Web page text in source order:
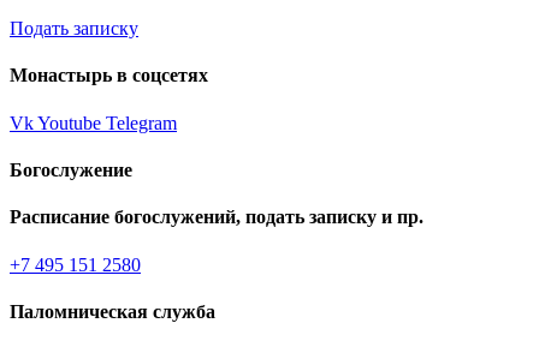
Подать записку
Монастырь в соцсетях
VkYoutube Telegram
Богослужение
Расписание богослужений, подать записку и пр.
+7 495 151 2580
Паломническая служба